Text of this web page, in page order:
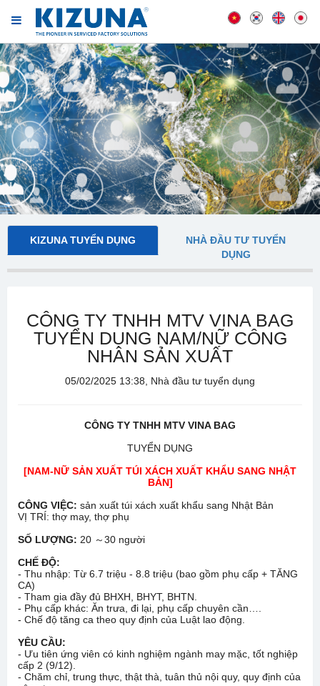
KIZUNA TUYỂN DỤNG
NHÀ ĐẦU TƯ TUYỂN
DỤNG
CÔNG TY TNHH MTV VINA BAG
TUYỂN DỤNG NAM/NỮ CÔNG
NHÂN SẢN XUẤT
05/02/2025 13:38, Nhà đầu tư tuyển dụng
CÔNG TY TNHH MTV VINA BAG
TUYỂN DỤNG
[NAM-NỮ SẢN XUẤT TÚI XÁCH XUẤT KHẨU SANG NHẬT
BẢN]
CÔNG VIỆC: sản xuất túi xách xuất khẩu sang Nhật Bản
VỊ TRÍ: thợ may, thợ phụ
SỐ LƯỢNG: 20 ～30 người
CHẾ ĐỘ:
- Thu nhập: Từ 6.7 triệu - 8.8 triệu (bao gồm phụ cấp + TĂNG
CA)
- Tham gia đầy đủ BHXH, BHYT, BHTN.
- Phụ cấp khác: Ăn trưa, đi lại, phụ cấp chuyên cần….
- Chế độ tăng ca theo quy định của Luật lao động.
YÊU CẦU:
- Ưu tiên ứng viên có kinh nghiệm ngành may mặc, tốt nghiệp
cấp 2 (9/12).
- Chăm chỉ, trung thực, thật thà, tuân thủ nội quy, quy định của